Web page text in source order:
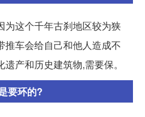
为这个千年古刹地区较为狭
推车会给自己和他人造成不
产和历史建筑物,需要保。
要环的?